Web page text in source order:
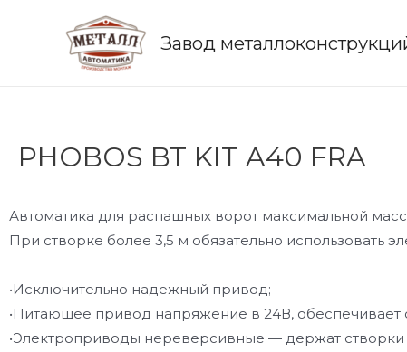
Завод
PHOBOS BT KIT A40 FRA
Автоматика для распашных ворот максимальной
При створке более 3,5 м обязательно использовать
•Исключительно надежный привод;
•Питающее привод напряжение в 24В, обеспечивает
•Электроприводы нереверсивные — держат створки